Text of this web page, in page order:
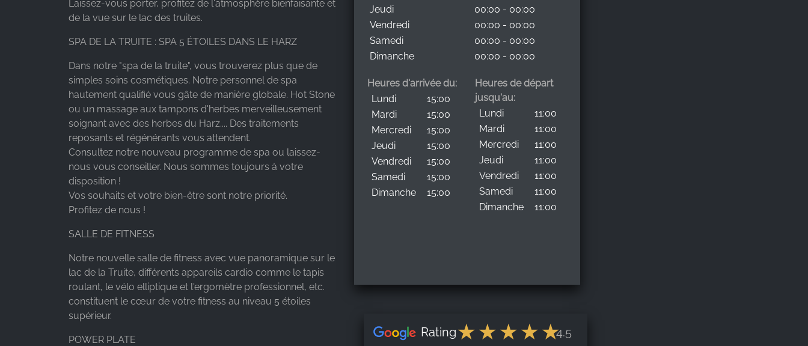
Laissez-vous porter, profitez de l'atmosphère bienfaisante et
de la vue sur le lac des truites.
SPA DE LA TRUITE : SPA 5 ÉTOILES DANS LE HARZ
Dans notre "spa de la truite", vous trouverez plus que de
simples soins cosmétiques. Notre personnel de spa
hautement qualifié vous gâte de manière globale. Hot Stone
ou un massage aux tampons d'herbes merveilleusement
soignant avec des herbes du Harz.... Des traitements
reposants et régénérants vous attendent.
Consultez notre nouveau programme de spa ou laissez-
nous vous conseiller. Nous sommes toujours à votre
disposition !
Vos souhaits et votre bien-être sont notre priorité.
Profitez de nous !
SALLE DE FITNESS
Notre nouvelle salle de fitness avec vue panoramique sur le
lac de la Truite, différents appareils cardio comme le tapis
roulant, le vélo elliptique et l'ergomètre professionnel, etc.
constituent le cœur de votre fitness au niveau 5 étoiles
supérieur.
POWER PLATE
Jeudi
00:00 - 00:00
Vendredi
00:00 - 00:00
Samedi
00:00 - 00:00
Dimanche
00:00 - 00:00
Heures d'arrivée du:
Lundi
15:00
Mardi
15:00
Mercredi
15:00
Jeudi
15:00
Vendredi
15:00
Samedi
15:00
Dimanche
15:00
Heures de départ
jusqu'au:
Lundi
11:00
Mardi
11:00
Mercredi
11:00
Jeudi
11:00
Vendredi
11:00
Samedi
11:00
Dimanche
11:00
Rating 4.5